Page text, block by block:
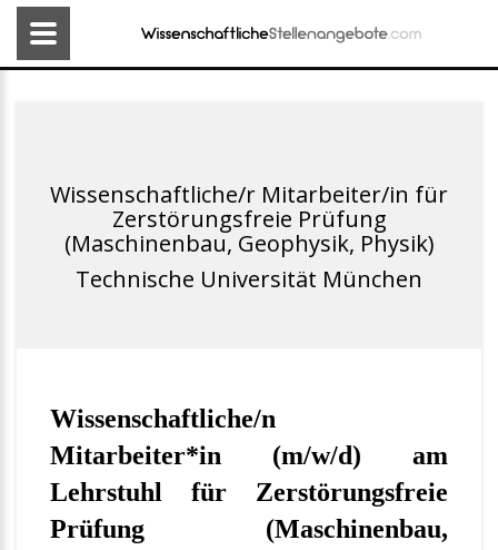
Wissenschaftliche/r Mitarbeiter/in für
Zerstörungsfreie Prüfung
(Maschinenbau, Geophysik, Physik)
Technische Universität München
Wissenschaftliche/n
Mitarbeiter*in (m/w/d) am
Lehrstuhl für Zerstörungsfreie
Prüfung (Maschinenbau,